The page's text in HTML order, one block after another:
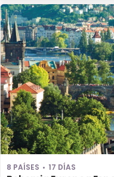
8 PAÍSES 17 DÍAS